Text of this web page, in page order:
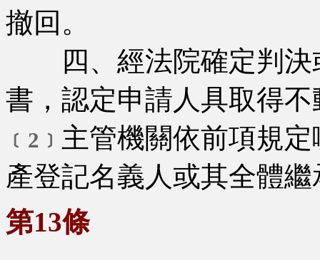
撤回。
四、經法院確定判決
書，認定申請人具取得
﹝2﹞ 主管機關依前項規
產登記名義人或其全體
第13條